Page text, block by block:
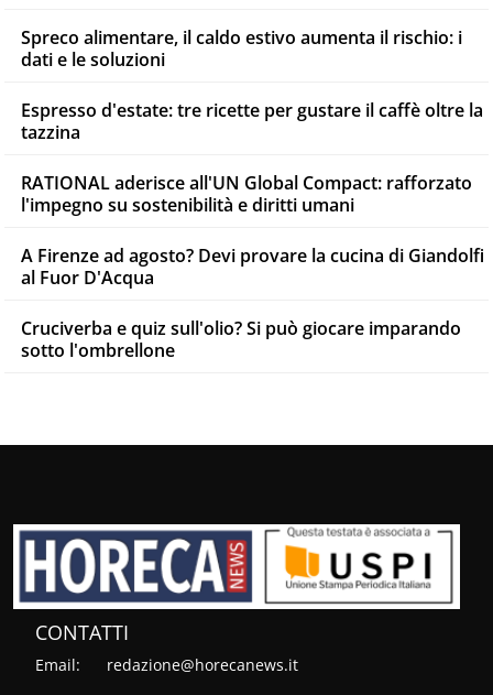
Spreco alimentare, il caldo estivo aumenta il rischio: i
dati e le soluzioni
Espresso d'estate: tre ricette per gustare il caffè oltre la
tazzina
RATIONAL aderisce all'UN Global Compact: rafforzato
l'impegno su sostenibilità e diritti umani
A Firenze ad agosto? Devi provare la cucina di Giandolfi
al Fuor D'Acqua
Cruciverba e quiz sull'olio? Si può giocare imparando
sotto l'ombrellone
CONTATTI
Email: redazione@horecanews.it